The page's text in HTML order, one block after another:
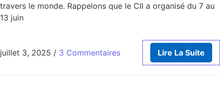
travers le monde. Rappelons que le CII a organisé du 7 au
13 juin
juillet 3, 2025 / 3 Commentaires Lire La Suite